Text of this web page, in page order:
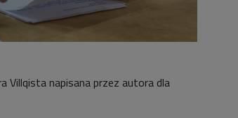
Villqista napisana przez autora dla